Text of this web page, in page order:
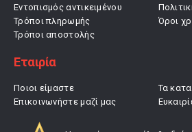
Εντοπισμός αντικειμένου
Τρόποι πληρωμής
Τρόποι αποστολής
Όροι
Εταιρία
Ποιοι είμαστε
Επικοινωνήστε μαζί μας
Τα